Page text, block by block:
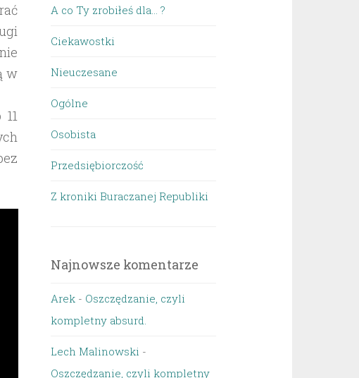
w
A co Ty zrobiłeś dla… ?
Ciekawostki
Nieuczesane
Ogólne
Osobista
Przedsiębiorczość
Z kroniki Buraczanej Republiki
Najnowsze komentarze
Arek - Oszczędzanie, czyli
kompletny absurd.
Lech Malinowski -
Oszczędzanie, czyli kompletny